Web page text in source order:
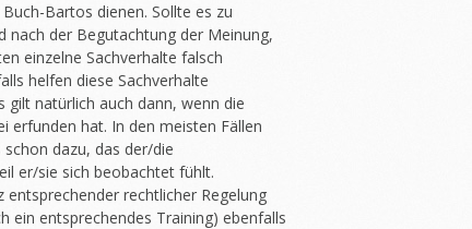
Bartos dienen. Sollte es zu
nach der Begutachtung der Meinung,
einzelne Sachverhalte falsch
helfen diese Sachverhalte
gilt natürlich auch dann, wenn die
erfunden hat. In den meisten Fällen
dazu, das der/die
er/sie sich beobachtet fühlt.
rechtlicher Regelung
ein entsprechendes Training) ebenfalls